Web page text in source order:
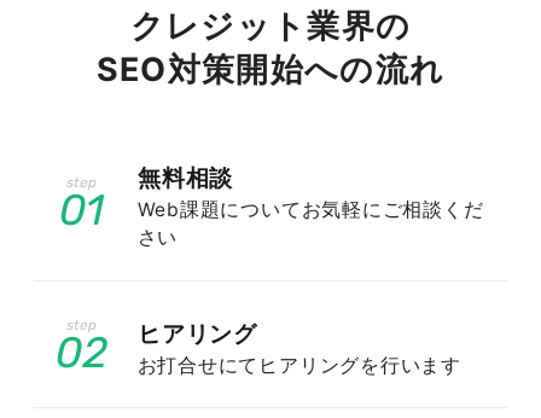
持てます。検討初期から自社の情報に触れてもら
うことで、最終的な申込時に第一想起される確率
が高まり、広告経由では取りこぼしがちな潜在層
クレジット業界の
SEO対策開始への流れ
01
無料相談
Web課題についてお気軽にご相談くだ
さい
02 ヒアリング
お打合せにてヒアリングを行います